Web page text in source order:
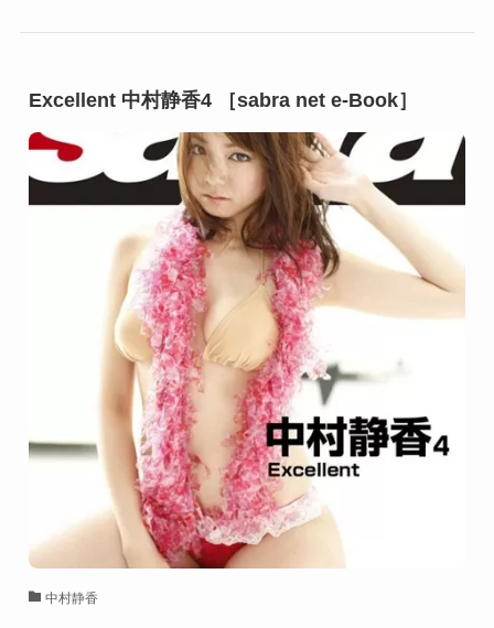
Excellent 中村静香4 ［sabra net e-Book］
中村静香